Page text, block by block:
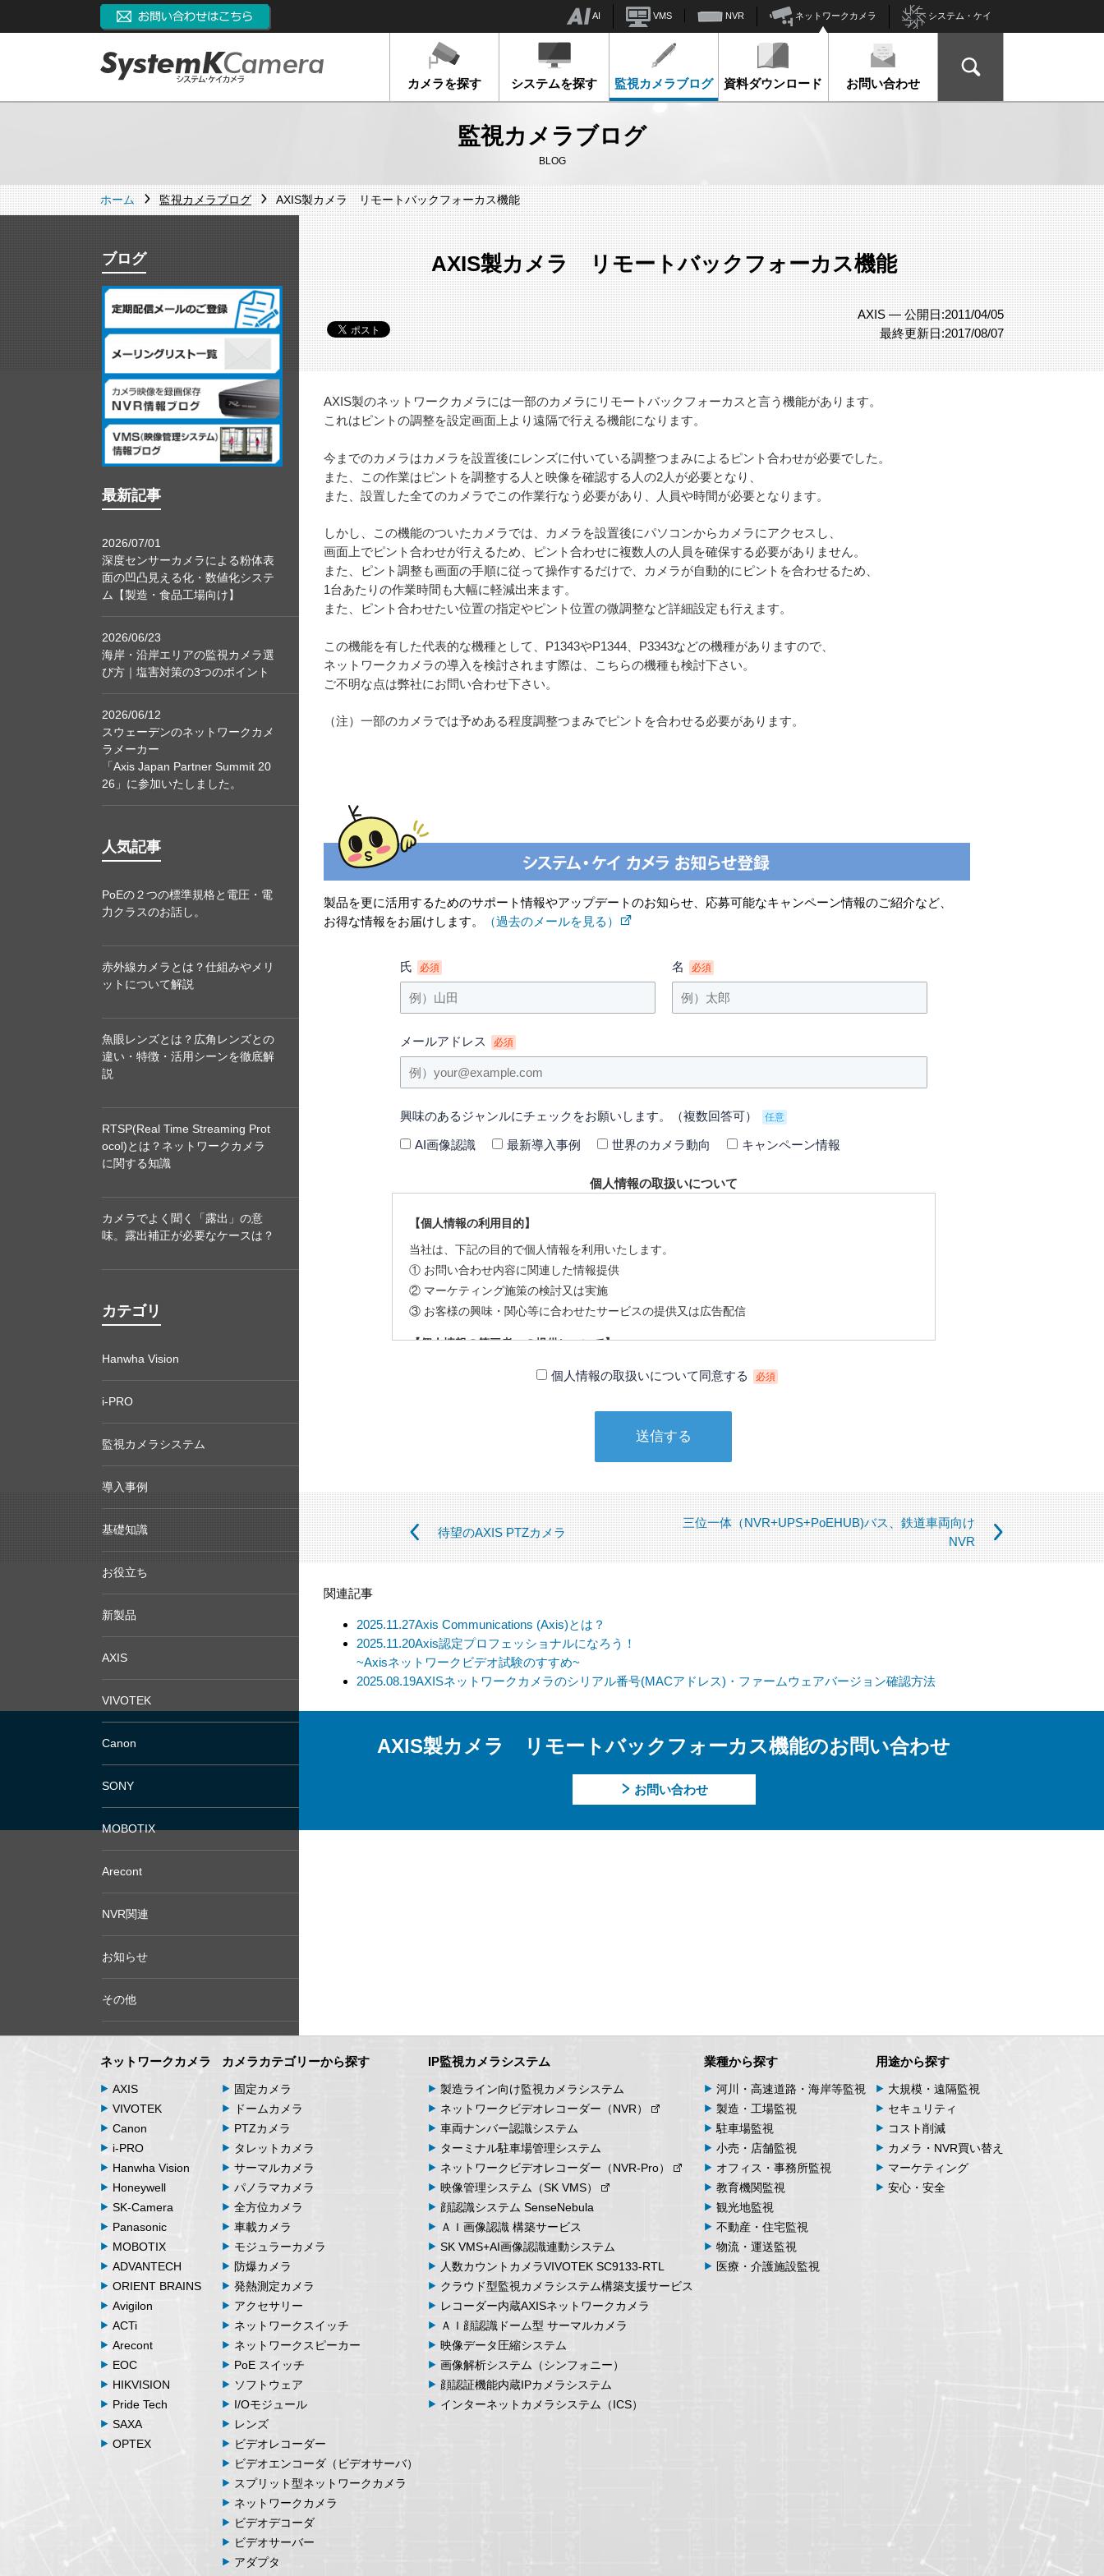
AI VMS NVR ネットワークカメラ システム・ケイ
カメラを探す システムを探す 監視カメラブログ 資料ダウンロード お問い合わせ
監視カメラブログ
BLOG
ホーム 監視カメラブログ AXIS製カメラ リモートバックフォーカス機能
AXIS製カメラ リモートバックフォーカス機能
AXIS —公開日:2011/04/05
最終更新日:2017/08/07
AXIS製のネットワークカメラには一部のカメラにリモートバックフォーカスと言う機能があります。
これはピントの調整を設定画面上より遠隔で行える機能になります。
今までのカメラはカメラを設置後にレンズに付いている調整つまみによるピント合わせが必要でした。
また、この作業はピントを調整する人と映像を確認する人の2人が必要となり、
また、設置した全てのカメラでこの作業行なう必要があり、人員や時間が必要となります。
しかし、この機能のついたカメラでは、カメラを設置後にパソコンからカメラにアクセスし、
画面上でピント合わせが行えるため、ピント合わせに複数人の人員を確保する必要がありません。
また、ピント調整も画面の手順に従って操作するだけで、カメラが自動的にピントを合わせるため、
1台あたりの作業時間も大幅に軽減出来ます。
また、ピント合わせたい位置の指定やピント位置の微調整など詳細設定も行えます。
この機能を有した代表的な機種として、P1343やP1344、P3343などの機種がありますので、
ネットワークカメラの導入を検討されます際は、こちらの機種も検討下さい。
ご不明な点は弊社にお問い合わせ下さい。
（注）一部のカメラでは予めある程度調整つまみでピントを合わせる必要があります。
製品を更に活用するためのサポート情報やアップデートのお知らせ、応募可能なキャンペーン情報のご紹介など、
お得な情報をお届けします。
（過去のメールを見る）
氏 必須 名 必須
メールアドレス 必須
興味のあるジャンルにチェックをお願いします。（複数回答可） 任意
AI画像認識 最新導入事例 世界のカメラ動向 キャンペーン情報
個人情報の取扱いについて
【個人情報の利用目的】
当社は、下記の目的で個人情報を利用いたします。
① お問い合わせ内容に関連した情報提供
② マーケティング施策の検討又は実施
③ お客様の興味・関心等に合わせたサービスの提供又は広告配信
【個人情報の第三者への提供について】
当社は、下記の場合を除いて個人情報を第三者に提供することはありません。
③ 個人情報の保護に関する法律及びJISQ：15001によって認められている場合
当社は、利用目的の達成に必要な範囲内において個人情報の取扱いを第三者に委託する場合があり
ます。この場合、法令及び当社の基準に従って委託先を選定し、機密保持契約を締結します。委託
先に対しては個人情報の適切な取扱いを監督指導します。
拒否」の請求に応じております。
上記事項を請求される場合は、当社「個人情報窓口」までお知らせください。
【個人情報提供の任意性及びその結果について】
当社への個人情報の提供については本人の任意です。ただし、提供頂けない個人情報の種類によっ
【個人情報に関するお問合せ先】
「開示等のご請求」「苦情・お問合せ」「個人情報保護方針」に関するお問合せは下記の窓口にお
－個人情報に関するお問合せ先－
個人情報の取扱いについて同意する 必須
待望のAXIS PTZカメラ
三位一体（NVR+UPS+PoEHUB)バス、鉄道車両向け
NVR
関連記事
2025.11.27Axis Communications (Axis)とは？
2025.11.20Axis認定プロフェッショナルになろう！
~Axisネットワークビデオ試験のすすめ~
2025.08.19AXISネットワークカメラのシリアル番号(MACアドレス)・ファームウェアバージョン確認方法
AXIS製カメラ リモートバックフォーカス機能のお問い合わせ
お問い合わせ
ブログ
最新記事
2026/07/01
深度センサーカメラによる粉体表
面の凹凸見える化・数値化システ
ム【製造・食品工場向け】
2026/06/23
海岸・沿岸エリアの監視カメラ選
び方｜塩害対策の3つのポイント
2026/06/12
スウェーデンのネットワークカメ
ラメーカー
「Axis Japan Partner Summit 20
26」に参加いたしました。
人気記事
PoEの２つの標準規格と電圧・電
力クラスのお話し。
赤外線カメラとは？仕組みやメリ
ットについて解説
魚眼レンズとは？広角レンズとの
違い・特徴・活用シーンを徹底解
説
RTSP(Real Time Streaming Prot
ocol)とは？ネットワークカメラ
に関する知識
カメラでよく聞く「露出」の意
味。露出補正が必要なケースは？
カテゴリ
Hanwha Vision
i-PRO
監視カメラシステム
導入事例
基礎知識
お役立ち
新製品
AXIS
VIVOTEK
Canon
SONY
MOBOTIX
Arecont
NVR関連
お知らせ
その他
ネットワークカメラ
AXIS
VIVOTEK
Canon
i-PRO
Hanwha Vision
Honeywell
SK-Camera
Panasonic
MOBOTIX
ADVANTECH
ORIENT BRAINS
Avigilon
ACTi
Arecont
EOC
HIKVISION
Pride Tech
SAXA
OPTEX
カメラカテゴリーから探す
固定カメラ
ドームカメラ
PTZカメラ
タレットカメラ
サーマルカメラ
パノラマカメラ
全方位カメラ
車載カメラ
モジュラーカメラ
防爆カメラ
発熱測定カメラ
アクセサリー
ネットワークスイッチ
ネットワークスピーカー
PoE スイッチ
ソフトウェア
I/Oモジュール
レンズ
ビデオレコーダー
ビデオエンコーダ（ビデオサーバ）
スプリット型ネットワークカメラ
ネットワークカメラ
ビデオデコーダ
ビデオサーバー
アダプタ
IP監視カメラシステム
製造ライン向け監視カメラシステム
ネットワーク ビデオレコーダー （NVR）
車両ナンバー認識システム
ターミナル駐車場管理システム
ネットワーク ビデオレコーダー （NVR-Pro）
映像管理システム （SK VMS）
顔認識システム SenseNebula
ＡＩ画像認識 構築サービス
SK VMS+AI画像認識連動システム
人数カウント カメラVIVOTEK SC9133-RTL
クラウド型監視カメラシステム構築支援サービス
レコーダー内蔵AXISネットワークカメラ
ＡＩ顔認識ドーム型 サーマルカメラ
映像データ圧縮システム
画像解析システム （シンフォニー）
顔認証機能内蔵IPカメラシステム
インターネット カメラシステム （ICS）
業種から探す
河川・高速道路・海岸等監視
製造・工場監視
駐車場監視
小売・店舗監視
オフィス・事務所監視
教育機関監視
観光地監視
不動産・住宅監視
物流・運送監視
医療・介護施設監視
用途から探す
大規模・遠隔監視
セキュリティ
コスト削減
カメラ・NVR買い替え
マーケティング
安心・安全